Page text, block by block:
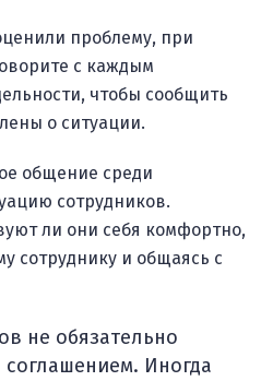
проблему, при
с каждым
чтобы сообщить
о ситуации.
общение среди
сотрудников.
ли они себя комфортно,
сотруднику и общаясь с
не обязательно
Иногда